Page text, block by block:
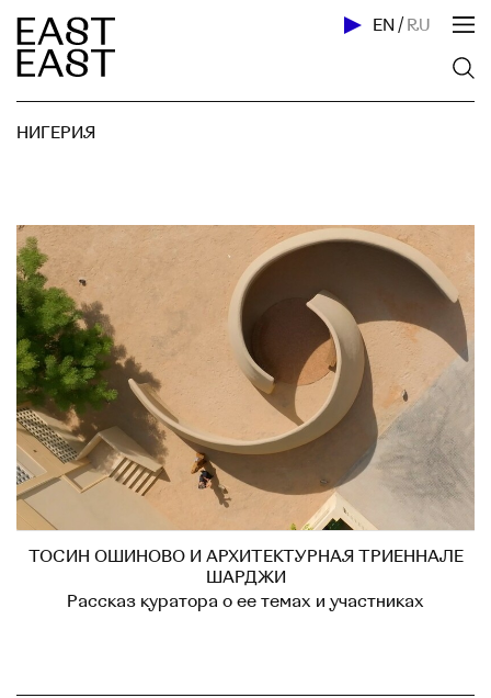
EN / RU
НИГЕРИЯ
ТОСИН ОШИНОВО И АРХИТЕКТУРНАЯ ТРИЕННАЛЕ
ШАРДЖИ
Рассказ куратора о ее темах и участниках